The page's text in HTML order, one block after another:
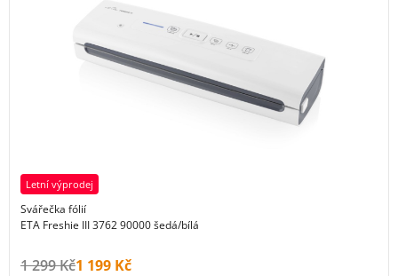
Letní výprodej
Svářečka fólií
ETA Freshie III 3762 90000 šedá/bílá
Původní cena s DPH:
1 299 KčCena s DPH:
1 199 Kč